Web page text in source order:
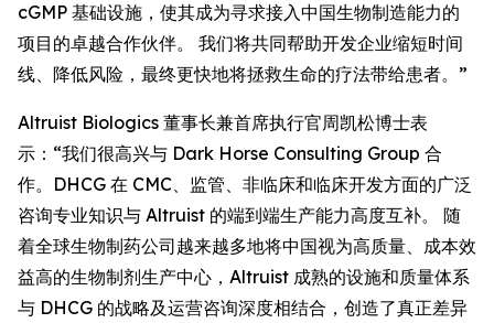
cGMP 基础设施，使其成为寻求接入中国生物制造能力的
项目的卓越合作伙伴。 我们将共同帮助开发企业缩短时间
线、降低风险，最终更快地将拯救生命的疗法带给患者。”
Altruist Biologics 董事长兼首席执行官周凯松博士表
示：“我们很高兴与 Dark Horse Consulting Group 合
作。DHCG 在 CMC、监管、非临床和临床开发方面的广泛
咨询专业知识与 Altruist 的端到端生产能力高度互补。 随
着全球生物制药公司越来越多地将中国视为高质量、成本效
益高的生物制剂生产中心，Altruist 成熟的设施和质量体系
与 DHCG 的战略及运营咨询深度相结合，创造了真正差异